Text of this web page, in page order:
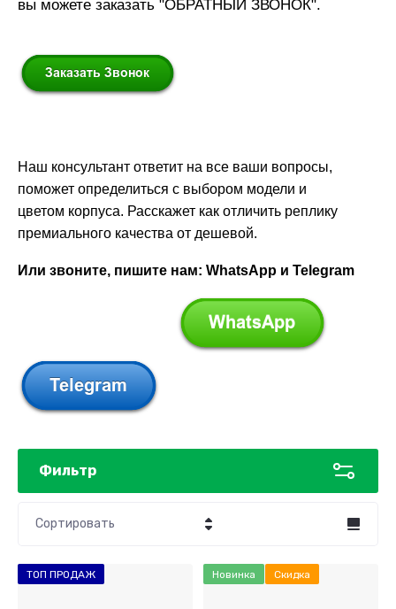
вы можете заказать "ОБРАТНЫЙ ЗВОНОК".
Наш консультант ответит на все ваши вопросы,
поможет определиться с выбором модели и
цветом корпуса. Расскажет как отличить реплику
премиального качества от дешевой.
Или звоните, пишите нам: WhatsApp и Telegram
Фильтр
Сортировать
ТОП ПРОДАЖ Новинка Скидка